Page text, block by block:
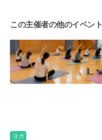
この主催者の他のイベント
ヨガ